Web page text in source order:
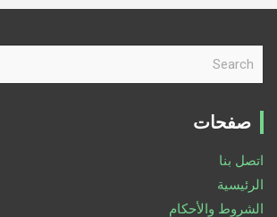
r
صفحات
اتصل بنا
الرئيسية
الشروط والأحكام